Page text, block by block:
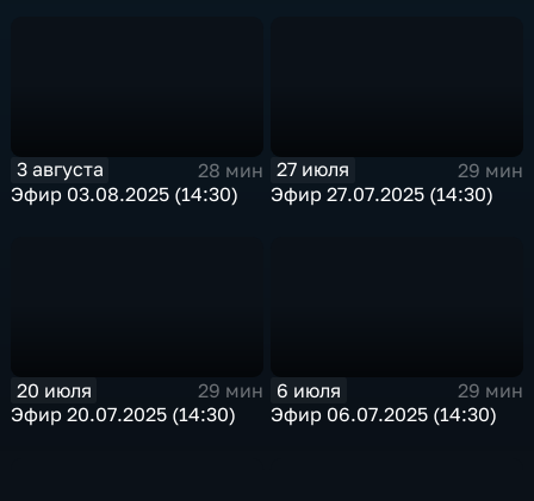
3 августа
28 мин
Эфир 03.08.2025 (14:30)
27 июля
29 мин
Эфир 27.07.2025 (14:30)
20 июля
29 мин
Эфир 20.07.2025 (14:30)
6 июля
29 мин
Эфир 06.07.2025 (14:30)